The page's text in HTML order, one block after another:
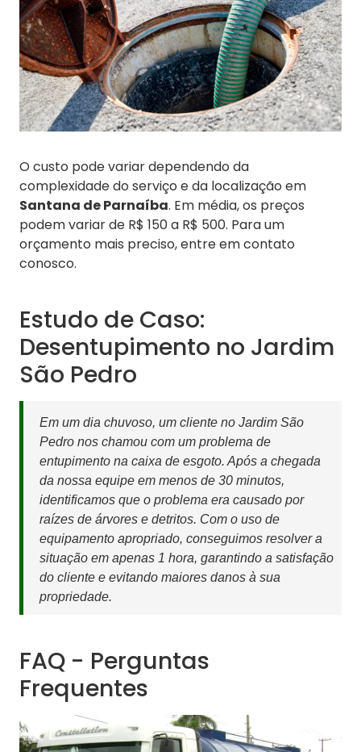
O custo pode variar dependendo da
complexidade do serviço e da localização em
Santana de Parnaíba. Em média, os preços
podem variar de R$ 150 a R$ 500. Para um
orçamento mais preciso, entre em contato
conosco.
Estudo de Caso:
Desentupimento no Jardim
São Pedro
Em um dia chuvoso, um cliente no Jardim São
Pedro nos chamou com um problema de
entupimento na caixa de esgoto. Após a chegada
da nossa equipe em menos de 30 minutos,
identificamos que o problema era causado por
raízes de árvores e detritos. Com o uso de
equipamento apropriado, conseguimos resolver a
situação em apenas 1 hora, garantindo a satisfação
do cliente e evitando maiores danos à sua
propriedade.
FAQ - Perguntas
Frequentes